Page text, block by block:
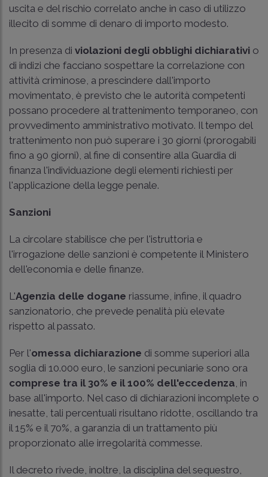
uscita e del rischio correlato anche in caso di utilizzo
illecito di somme di denaro di importo modesto.
In presenza di violazioni degli obblighi dichiarativi o
di indizi che facciano sospettare la correlazione con
attività criminose, a prescindere dall'importo
movimentato, è previsto che le autorità competenti
possano procedere al trattenimento temporaneo, con
provvedimento amministrativo motivato. Il tempo del
trattenimento non può superare i 30 giorni (prorogabili
fino a 90 giorni), al fine di consentire alla Guardia di
finanza l'individuazione degli elementi richiesti per
l'applicazione della legge penale.
Sanzioni
La circolare stabilisce che per l'istruttoria e
l'irrogazione delle sanzioni è competente il Ministero
dell'economia e delle finanze.
L'Agenzia delle dogane riassume, infine, il quadro
sanzionatorio, che prevede penalità più elevate
rispetto al passato.
Per l'omessa dichiarazione di somme superiori alla
soglia di 10.000 euro, le sanzioni pecuniarie sono ora
comprese tra il 30% e il 100% dell'eccedenza , in
base all'importo. Nel caso di dichiarazioni incomplete o
inesatte, tali percentuali risultano ridotte, oscillando tra
il 15% e il 70%, a garanzia di un trattamento più
proporzionato alle irregolarità commesse.
Il decreto rivede, inoltre, la disciplina del sequestro,